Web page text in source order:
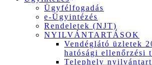
Ügyfélfogadás
e-Ügyintézés
Rendeletek (NJT)
NYILVÁNTARTÁSOK
Vendéglátó üzletek
hatósági ellenőrzési
Telephely